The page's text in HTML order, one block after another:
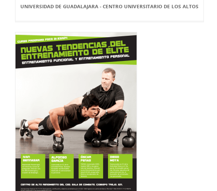
UNIVERSIDAD DE GUADALAJARA - CENTRO UNIVERSITARIO DE LOS ALTOS